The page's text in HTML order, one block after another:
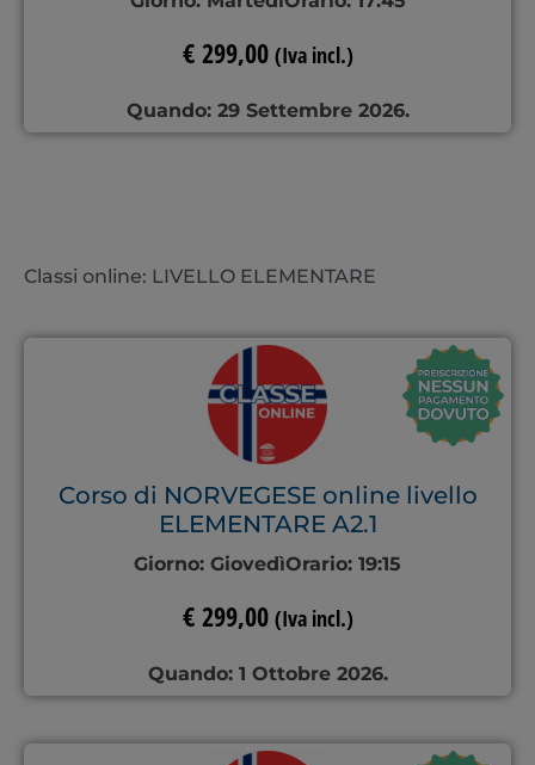
€299,00 (Iva incl.)
Quando: 29 Settembre 2026.
Classi online: LIVELLO ELEMENTARE
Corso di NORVEGESE online livello
ELEMENTARE A2.1
Giorno: GiovedìOrario: 19:15
€299,00 (Iva incl.)
Quando: 1 Ottobre 2026.